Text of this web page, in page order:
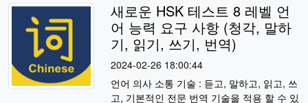
새로운 HSK 테스트 8 레벨 언
어 능력 요구 사항 (청각, 말하
기, 읽기, 쓰기, 번역)
2024-02-26 18:00:44
언어 의사 소통 기술 : 듣고, 말하고, 읽고, 쓰
고, 기본적인 전문 번역 기술을 적용 할 수 있